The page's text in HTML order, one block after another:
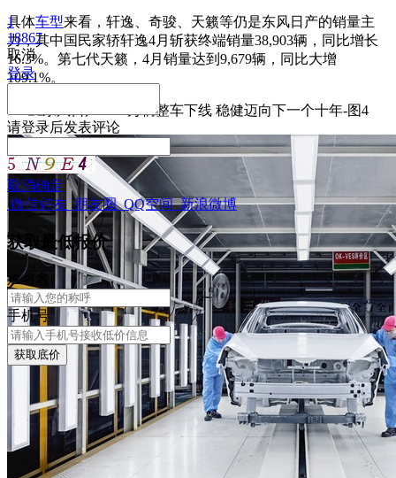
具体车型来看，轩逸、奇骏、天籁等仍是东风日产的销量主
力，其中国民家轿轩逸4月斩获终端销量38,903辆，同比增长
16.3%。第七代天籁，4月销量达到9,679辆，同比大增
109.1%。
1
18867
取消
登录
请登录后发表评论
取消确定
微信好友 朋友圈 QQ空间 新浪微博
获取最低报价
姓名
手机号
获取底价